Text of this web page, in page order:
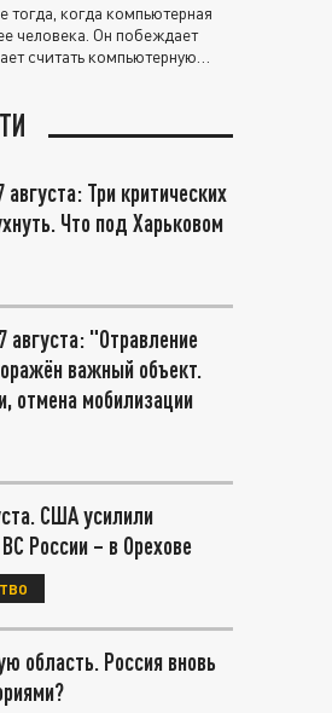
когда компьютерная
человека. Он побеждает
считать компьютерную
Три критических
Что под Харьковом
августа: "Отравление
важный объект.
отмена мобилизации
США усилили
России – в Орехове
область. Россия вновь